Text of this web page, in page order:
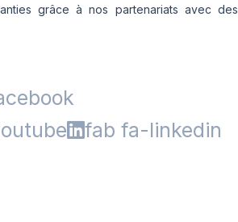
grâce à nos partenariats avec des
fab fa-linkedin